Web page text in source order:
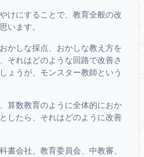
けにすることで、教育全般の改
います。
かしな採点、おかしな教え方を
それはどのような回路で改善さ
ょうが、モンスター教師という
算数教育のように全体的におか
したら、それはどのように改善
会社、教育委員会、中教審、